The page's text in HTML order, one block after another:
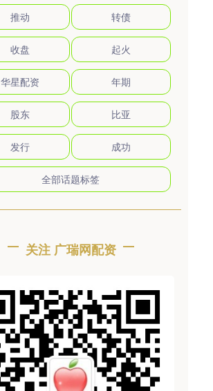
推动 转债
收盘 起火
华星配资 年期
股东 比亚
发行 成功
全部话题标签
关注 广瑞网配资